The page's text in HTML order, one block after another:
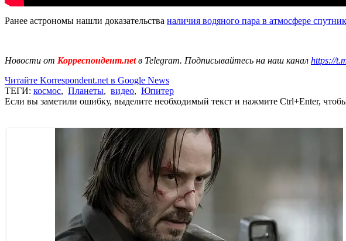
Ранее астрономы нашли доказательства наличия водяного пара в атмосфере
Новости от Корреспондент.netв Telegram. Подписывайтесь на наш канал https://
Читайте Korrespondent.net в Google News
ТЕГИ: космос, Планеты, видео, Юпитер
Если вы заметили ошибку, выделите необходимый текст и нажмите Ctrl+Enter,